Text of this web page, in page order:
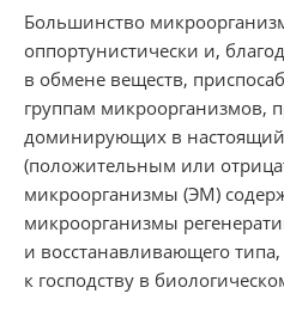
Большинство
оппортунистически и,
в обмене веществ,
группам микроорганизмов,
доминирующих в
(положительным или
микроорганизмы (ЭМ)
микроорганизмы
и восстанавливающего типа,
к господству в